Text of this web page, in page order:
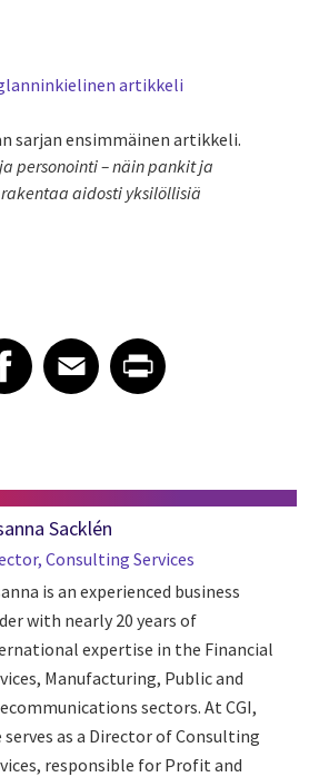
artikkeli
sarjan ensimmäinen artikkeli.
personointi – näin pankit ja
aidosti yksilöllisiä
article on Facebook
Facebook
Share article on Email
EmailShare article on Print
Sacklén
Consulting Services
is an experienced business
with nearly 20 years of
expertise in the Financial
Manufacturing, Public and
sectors. At CGI,
serves as a Director of Consulting
responsible for Profit and